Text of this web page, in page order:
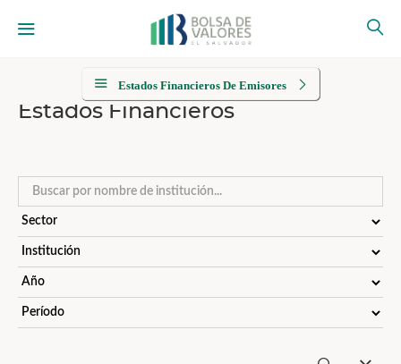
Estados Financieros De Emisores
Estados Financieros